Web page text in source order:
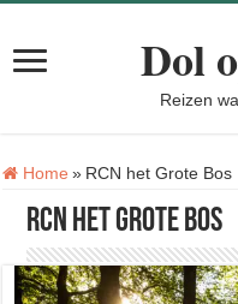
Dol
Reizen
Home » Tag:
RCN het Grote Bos
RCN het Grote Bos